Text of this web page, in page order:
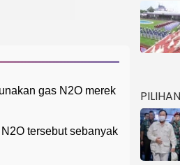
gas N2O merek
tersebut sebanyak
PILIHAN